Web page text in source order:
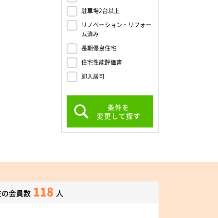
駐車場2台以上
リノベーション・リフォー
ム済み
長期優良住宅
住宅性能評価書
即入居可
条件を
変更して探す
会員数 118 人